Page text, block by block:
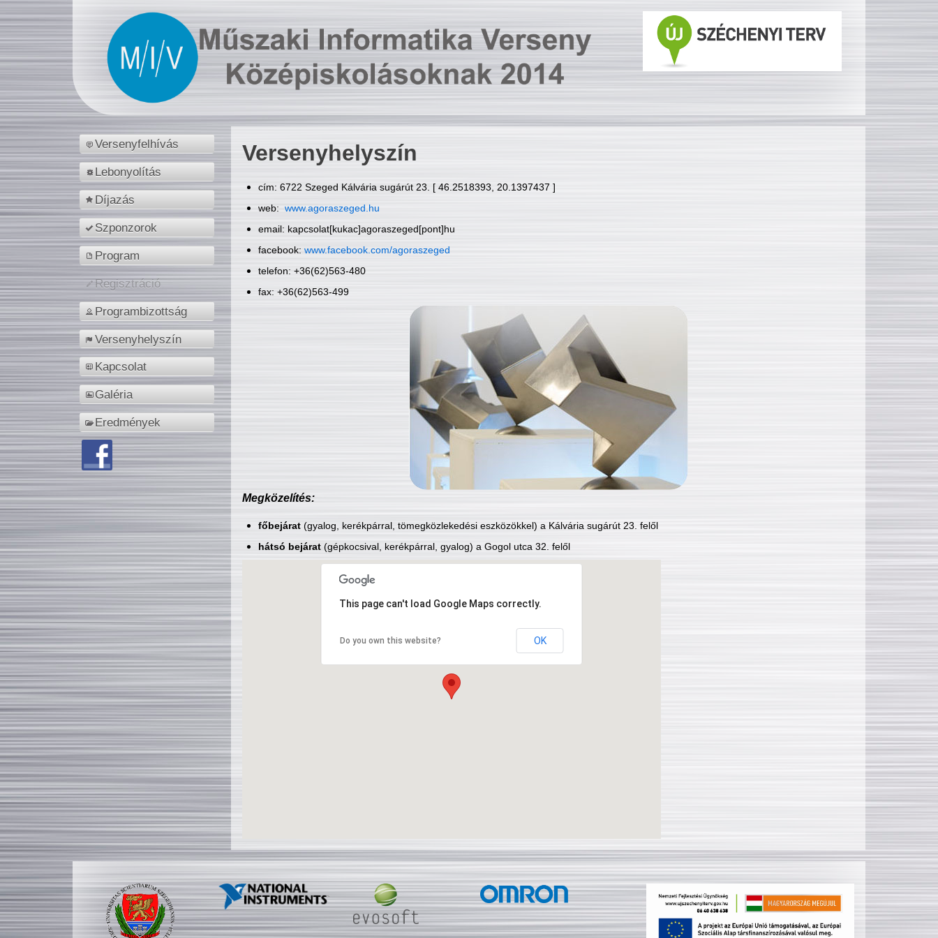
Versenyfelhívás
Lebonyolítás
Díjazás
Szponzorok
Program
Regisztráció
Programbizottság
Versenyhelyszín
Kapcsolat
Galéria
Eredmények
Versenyhelyszín
cím: 6722 Szeged Kálvária sugárút 23. [ 46.2518393, 20.1397437 ]
web: www.agoraszeged.hu
email: kapcsolat[kukac]agoraszeged[pont]hu
facebook: www.facebook.com/agoraszeged
telefon: +36(62)563-480
fax: +36(62)563-499
Megközelítés:
főbejárat(gyalog, kerékpárral, tömegközlekedési eszközökkel) a Kálvária sugárút 23. felől
hátsó bejárat(gépkocsival, kerékpárral, gyalog) a Gogol utca 32. felől
This page can't load Google Maps correctly.
Do you own this website? OK